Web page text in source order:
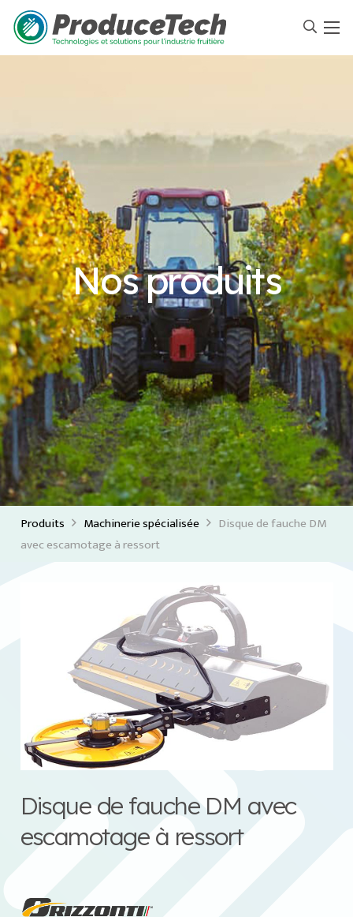
Nos produits
Produits Machinerie spécialisée
Disque de fauche DM
avec escamotage à ressort
Disque de fauche DM avec
escamotage à ressort